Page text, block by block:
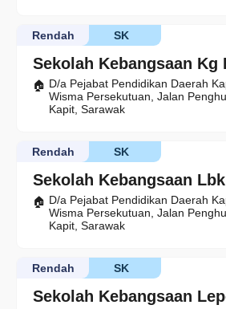
Sekolah Kebangsaan Kg
SK
Rendah
D/a Pejabat Pendidikan Daerah
Wisma Persekutuan, Jalan
Kapit, Sarawak
Sekolah Kebangsaan
SK
Rendah
D/a Pejabat Pendidikan Daerah
Wisma Persekutuan, Jalan
Kapit, Sarawak
Sekolah Kebangsaan
SK
Rendah